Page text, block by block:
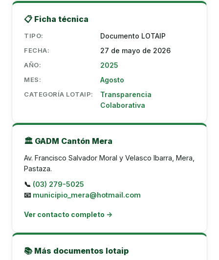
📋 Ficha técnica
TIPO: Documento LOTAIP
FECHA: 27 de mayo de 2026
AÑO: 2025
MES: Agosto
CATEGORÍA LOTAIP:
Transparencia
Colaborativa
🏛️ GADM Cantón Mera
Av. Francisco Salvador Moral y Velasco Ibarra, Mera,
Pastaza.
📞 (03) 279-5025
📧 municipio_mera@hotmail.com
Ver contacto completo →
📚 Más documentos lotaip